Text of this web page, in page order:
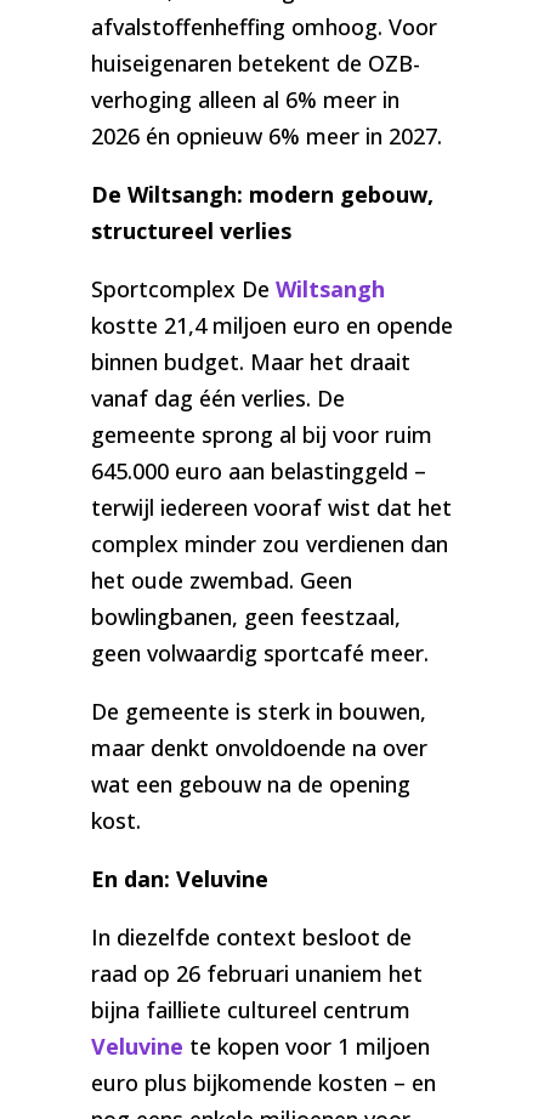
afvalstoffenheffing omhoog. Voor
huiseigenaren betekent de OZB-
verhoging alleen al 6% meer in
2026 én opnieuw 6% meer in 2027.
De Wiltsangh: modern gebouw,
structureel verlies
Sportcomplex De Wiltsangh
kostte 21,4 miljoen euro en opende
binnen budget. Maar het draait
vanaf dag één verlies. De
gemeente sprong al bij voor ruim
645.000 euro aan belastinggeld –
terwijl iedereen vooraf wist dat het
complex minder zou verdienen dan
het oude zwembad. Geen
bowlingbanen, geen feestzaal,
geen volwaardig sportcafé meer.
De gemeente is sterk in bouwen,
maar denkt onvoldoende na over
wat een gebouw na de opening
kost.
En dan: Veluvine
In diezelfde context besloot de
raad op 26 februari unaniem het
bijna failliete cultureel centrum
Veluvine te kopen voor 1 miljoen
euro plus bijkomende kosten – en